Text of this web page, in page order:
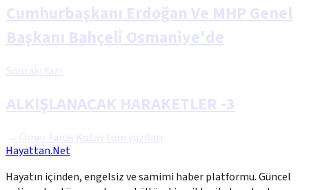
Cumhurbaşkanı Erdoğan Ve MHP Genel
Başkanı Bahçeli Osmaniye'de
Sonraki Yazı
ALKIŞLANACAK HARAKETLER -3
← Ömer Faruk Kotaytüm yazıları
Hayattan.Net
Hayatın içinden, engelsiz ve samimi haber platformu. Güncel